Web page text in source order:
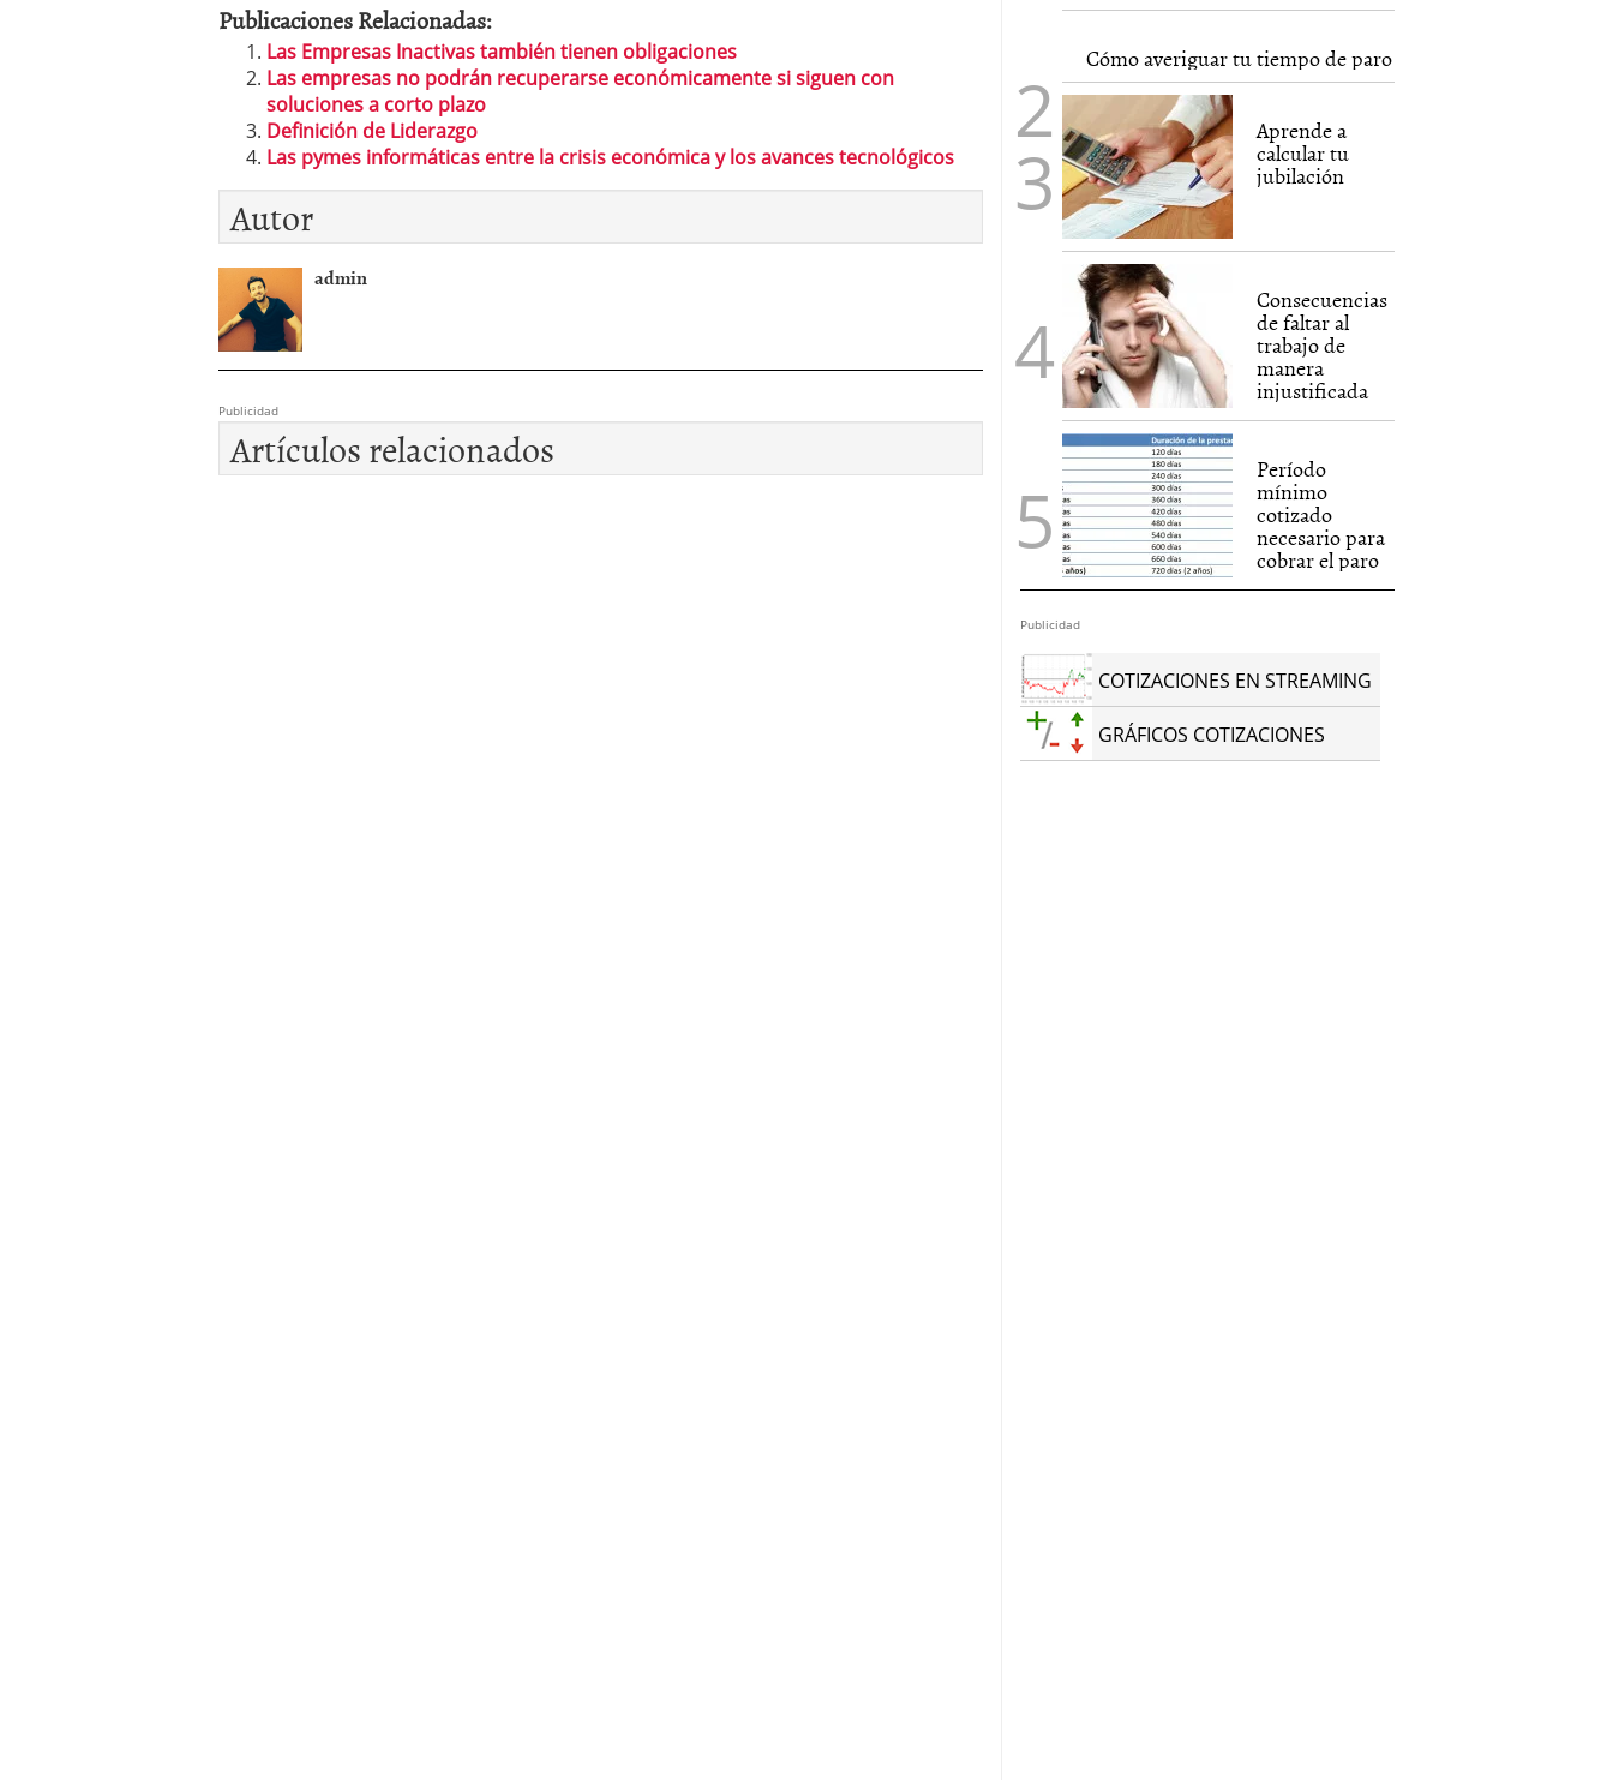
Publicaciones Relacionadas:
Las Empresas Inactivas también tienen obligaciones
Las empresas no podrán recuperarse económicamente si siguen con
soluciones a corto plazo
Definición de Liderazgo
Las pymes informáticas entre la crisis económica y los avances tecnológicos
Autor
admin
Publicidad
Artículos relacionados
Cómo averiguar tu tiempo de paro
Aprende a
calcular tu
jubilación
Consecuencias
de faltar al
trabajo de
manera
injustificada
Período
mínimo
cotizado
necesario para
cobrar el paro
Publicidad
COTIZACIONES EN STREAMING
GRÁFICOS COTIZACIONES